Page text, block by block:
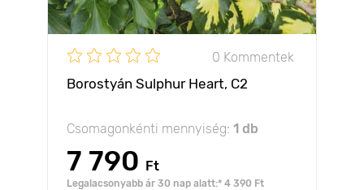
0 Kommentek
Borostyán Sulphur Heart, C2
Csomagonkénti mennyiség: 1 db
7 790 Ft
Legalacsonyabb ár 30 nap alatt:* 4 390 Ft